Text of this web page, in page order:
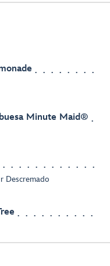
Minute Maid®
Descremado